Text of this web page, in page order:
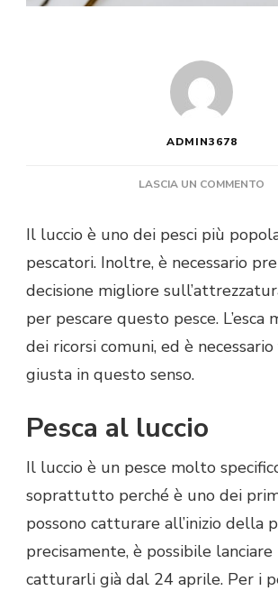
ADMIN3678
LASCIA UN COMMENTO
Il luccio è uno dei pesci più
pescatori. Inoltre, è necessario
decisione migliore
per pescare questo pesce. L’esca
dei ricorsi comuni, ed è
giusta in questo senso.
Pesca al luccio
Il luccio è un pesce molto
soprattutto perché è uno dei
possono catturare all’inizio della
precisamente, è possibile
catturarli già dal 24 aprile. Per i